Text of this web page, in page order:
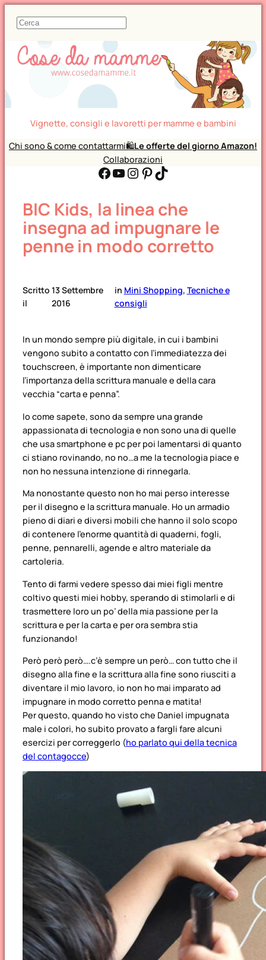
C
r
c
Vignette, consigli e lavoretti per mamme e bambini
Chi sono & come contattarmi🛍️Le offerte del giorno Amazon!
Collaborazioni
Facebook YouTube Instagram Pinterest TikTok
BIC Kids, la linea che
insegna ad impugnare le
penne in modo corretto
Scritto
il
13 Settembre
2016
in Mini Shopping, Tecniche e
consigli
In un mondo sempre più digitale, in cui i bambini
vengono subito a contatto con l’immediatezza dei
touchscreen, è importante non dimenticare
l’importanza della scrittura manuale e della cara
vecchia “carta e penna”.
Io come sapete, sono da sempre una grande
appassionata di tecnologia e non sono una di quelle
che usa smartphone e pc per poi lamentarsi di quanto
ci stiano rovinando, no no…a me la tecnologia piace e
non ho nessuna intenzione di rinnegarla.
Ma nonostante questo non ho mai perso interesse
per il disegno e la scrittura manuale. Ho un armadio
pieno di diari e diversi mobili che hanno il solo scopo
di contenere l’enorme quantità di quaderni, fogli,
penne, pennarelli, agende e altro materiale da
cartoleria.
Tento di farmi vedere spesso dai miei figli mentre
coltivo questi miei hobby, sperando di stimolarli e di
trasmettere loro un po’ della mia passione per la
scrittura e per la carta e per ora sembra stia
funzionando!
Però però però….c’è sempre un però… con tutto che il
disegno alla fine e la scrittura alla fine sono riusciti a
diventare il mio lavoro, io non ho mai imparato ad
impugnare in modo corretto penna e matita!
Per questo, quando ho visto che Daniel impugnata
male i colori, ho subito provato a fargli fare alcuni
esercizi per correggerlo (ho parlato qui della tecnica
del contagocce)